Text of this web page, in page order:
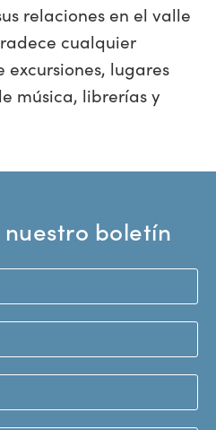
relaciones en el valle
cualquier
lugares
música, librerías y
boletín